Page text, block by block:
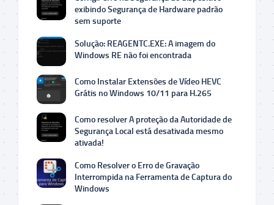
exibindo Segurança de Hardware padrão
sem suporte
Solução: REAGENTC.EXE: A imagem do
Windows RE não foi encontrada
Como Instalar Extensões de Vídeo HEVC
Grátis no Windows 10/11 para H.265
Como resolver A proteção da Autoridade de
Segurança Local está desativada mesmo
ativada!
Como Resolver o Erro de Gravação
Interrompida na Ferramenta de Captura do
Windows